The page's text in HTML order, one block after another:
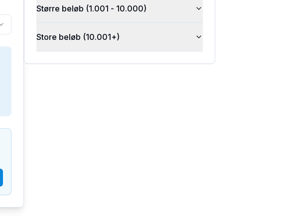
Større beløb (1.001 - 10.000)
Store beløb (10.001+)